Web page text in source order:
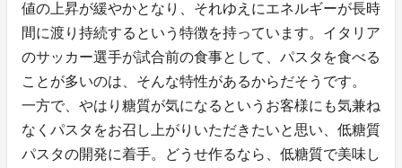
値の上昇が緩やかとなり、それゆえにエネルギーが長時
間に渡り持続するという特徴を持っています。イタリア
のサッカー選手が試合前の食事として、パスタを食べる
ことが多いのは、そんな特性があるからだそうです。
一方で、やはり糖質が気になるというお客様にも気兼ね
なくパスタをお召し上がりいただきたいと思い、低糖質
パスタの開発に着手。どうせ作るなら、低糖質で美味し